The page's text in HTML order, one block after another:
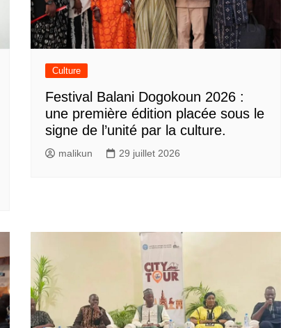
Culture
Festival Balani Dogokoun 2026 :
une première édition placée sous le
signe de l’unité par la culture.
malikun 29 juillet 2026